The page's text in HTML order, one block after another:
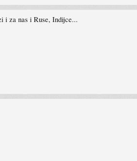
i za nas i Ruse, Indijce...